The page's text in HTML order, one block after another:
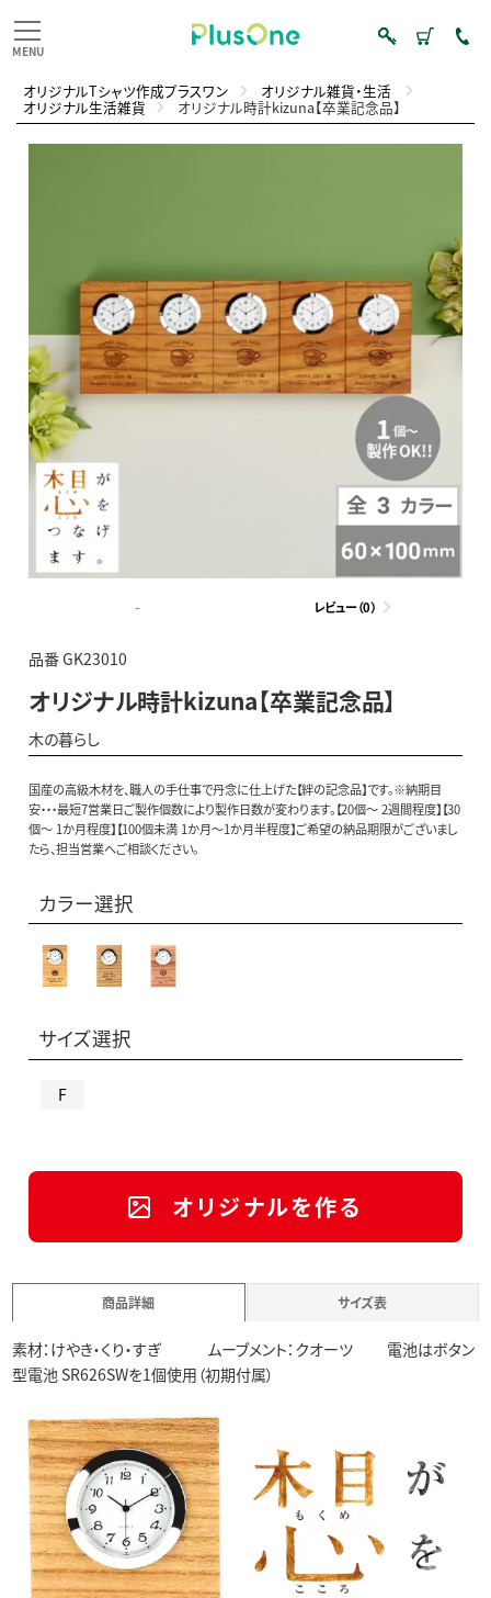
オリジナルTシャツ作成プラスワン オリジナル雑貨・生活
オリジナル生活雑貨 オリジナル時計kizuna【卒業記念品】
- レビュー（0）
品番 GK23010
オリジナル時計kizuna【卒業記念品】
木の暮らし
国産の高級木材を、職人の手仕事で丹念に仕上げた【絆の記念品】です。※納期目
安・・・最短7営業日ご製作個数により製作日数が変わります。【20個～ 2週間程度】【30
個～ 1か月程度】【100個未満 1か月～1か月半程度】ご希望の納品期限がございまし
たら、担当営業へご相談ください。
カラー選択
サイズ選択
F
オリジナルを作る
商品詳細 サイズ表
素材：けやき・くり・すぎ ムーブメント：クオーツ 電池はボタン
型電池 SR626SWを1個使用（初期付属）